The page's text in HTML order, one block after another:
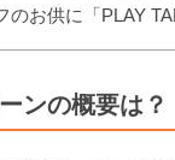
のお供に「PLAY
ンの概要は？